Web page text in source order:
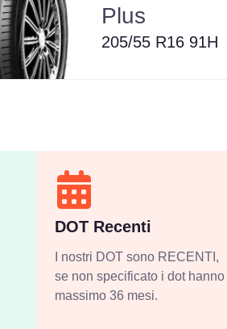
Plus
205/55 R16 91H
DOT Recenti
I nostri DOT sono RECENTI,
se non specificato i dot hanno
massimo 36 mesi.